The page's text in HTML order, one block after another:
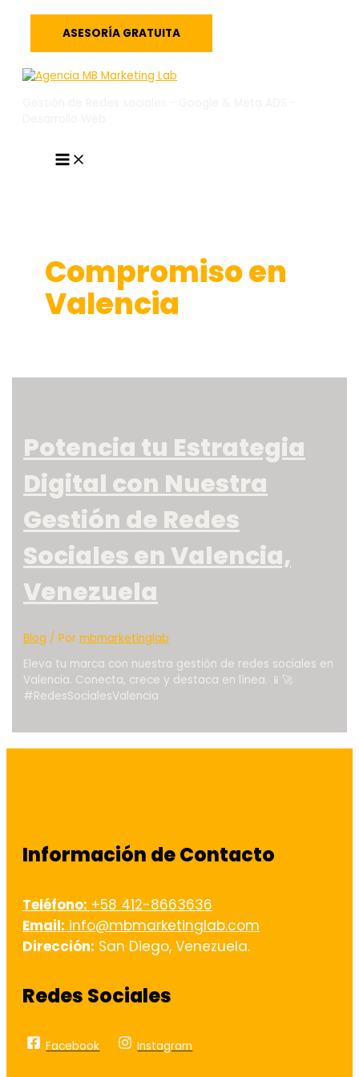
ASESORÍA GRATUITA
MAIN
MENU
Compromiso en
Valencia
Potencia tu Estrategia
Digital con Nuestra
Gestión de Redes
Sociales en Valencia,
Venezuela
Blog / Pormbmarketinglab
Eleva tu marca con nuestra gestión de redes sociales en
Valencia. Conecta, crece y destaca en línea. 📱🚀
#RedesSocialesValencia
Información de Contacto
Teléfono: +58 412-8663636
Email: info@mbmarketinglab.com
Dirección: San Diego, Venezuela.
Redes Sociales
Facebook Instagram